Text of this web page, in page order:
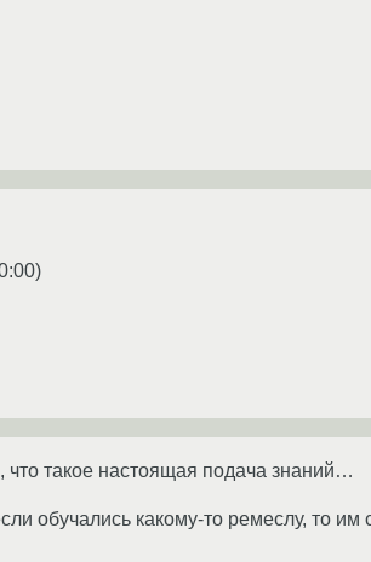
)
такое настоящая подача знаний…
обучались какому-то ремеслу, то им